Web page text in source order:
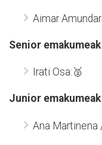
Aimar
Senior
Irati Osa:🥈
Junior
Ana Martinena